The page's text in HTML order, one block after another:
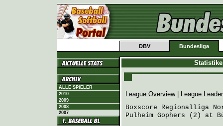
DBV Bundesliga
ALLE SPIELER
2010
2009
2008
2007
League Overview|
League
Boxscore Regionalliga
Pulheim Gophers (2) at